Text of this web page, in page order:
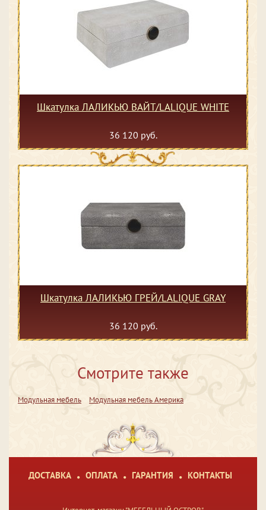
Шкатулка ЛАЛИКЬЮ ВАЙТ/LALIQUE WHITE
36 120 руб.
Шкатулка ЛАЛИКЬЮ ГРЕЙ/LALIQUE GRAY
36 120 руб.
Смотрите также
Модульная мебель Модульная мебель Америка
ДОСТАВКА ОПЛАТА ГАРАНТИЯ КОНТАКТЫ